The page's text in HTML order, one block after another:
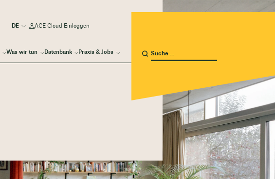
Was wir tun Datenbank Praxis & Jobs
ACE Cloud Einloggen